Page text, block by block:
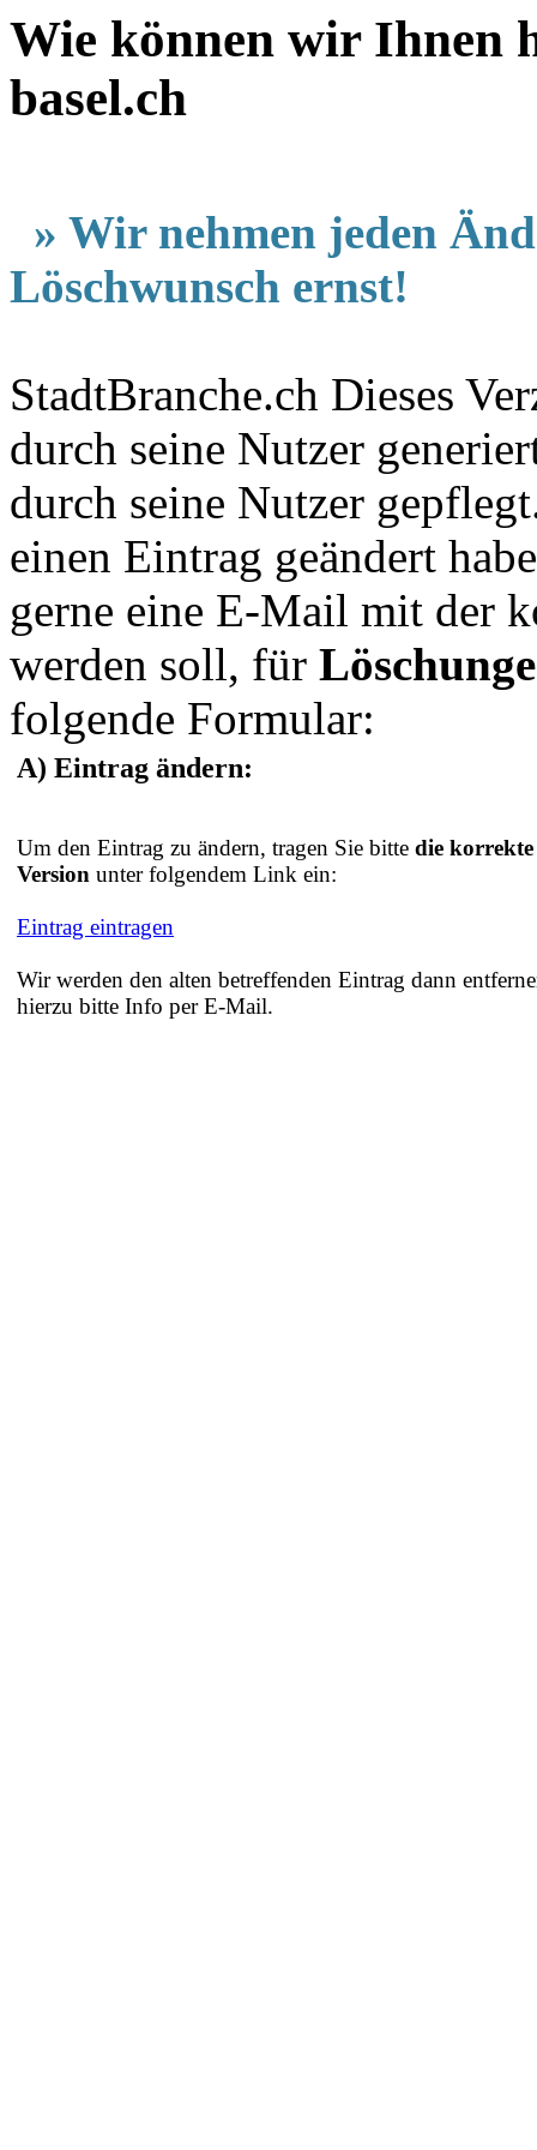
Wie können wir Ihnen
basel.ch
» Wir nehmen jeden
Löschwunsch ernst!
StadtBranche.ch Dieses
durch seine Nutzer
durch seine Nutzer
einen Eintrag geändert
gerne eine E-Mail mit der
werden soll, für
folgende Formular:
A) Eintrag ändern:
Um den Eintrag zu ändern, tragen Sie bitte die korrekte
Version unter folgendem Link ein:
Eintrag eintragen
Wir werden den alten betreffenden Eintrag dann
hierzu bitte Info per E-Mail.